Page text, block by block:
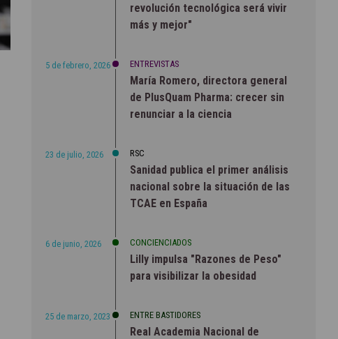
revolución tecnológica será vivir
más y mejor"
5 de febrero, 2026 ENTREVISTAS
María Romero, directora general
de PlusQuam Pharma: crecer sin
renunciar a la ciencia
23 de julio, 2026 RSC
Sanidad publica el primer análisis
nacional sobre la situación de las
TCAE en España
6 de junio, 2026 CONCIENCIADOS
Lilly impulsa "Razones de Peso"
para visibilizar la obesidad
25 de marzo, 2023 ENTRE BASTIDORES
Real Academia Nacional de